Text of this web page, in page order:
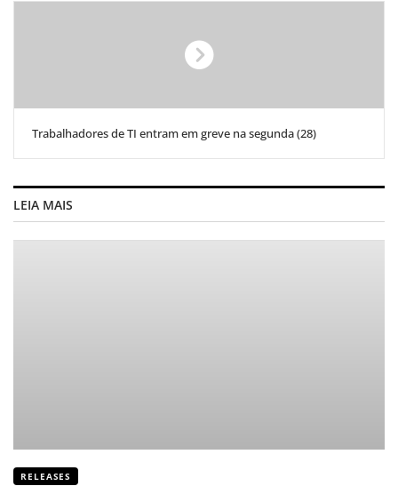
Trabalhadores de TI entram em greve na segunda (28)
LEIA MAIS
RELEASES